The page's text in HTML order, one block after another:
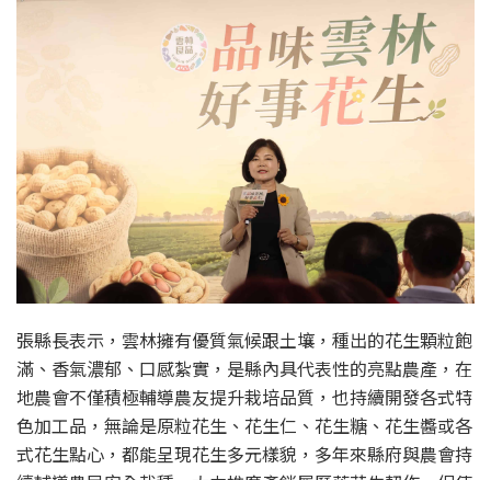
張縣長表示，雲林擁有優質氣候跟土壤，種出的花生顆粒飽
滿、香氣濃郁、口感紮實，是縣內具代表性的亮點農產，在
地農會不僅積極輔導農友提升栽培品質，也持續開發各式特
色加工品，無論是原粒花生、花生仁、花生糖、花生醬或各
式花生點心，都能呈現花生多元樣貌，多年來縣府與農會持